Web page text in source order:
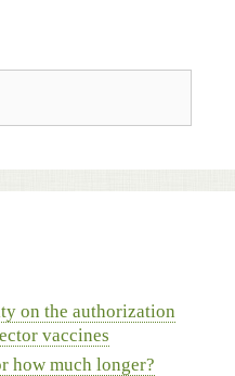
on the authorization
vaccines
how much longer?